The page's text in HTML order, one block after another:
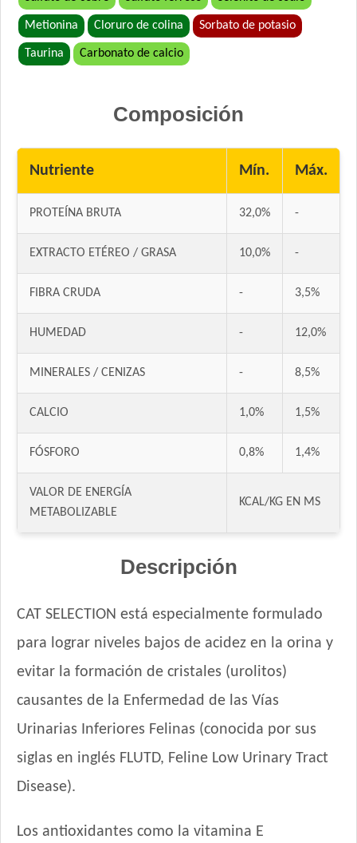
Deleita Gato Adulto
Deleita Super Premium Gato Adulto
Eminent Gato Adulto
Eukanuba Gato Adulto Top Condition
Exact Gato Adulto
Exact Premium Gato Adulto Urinario
Excellent Gato Adulto
Excellent Gato Adulto Sterilized
Excellent Mantenimiento Gato Adulto
Fawna Gato Esterilizado
Fawna Gato Urinario
Felix Megamix Gato Adulto
Ganacat Gato Adulto sabor Pescado
Gandum Gato Adulto
Gati Gato Adulto sabor Pescado y Salmón a la Primavera
Gaucho Gato Pescado
Gooster Gato Adulto
Handler Gato Adulto
Infinity Gato Adulto
Iron Pet Gato Adulto
Jaspe Gato Adulto
Keiko Gato Adulto Mix de Pescados
Ken-l Gato Adulto
Kongo Gato Adulto sabor Carne y Pollo
Maintenance Criadores Gato Adulto
Metionina Cloruro de colina Sorbato de potasio
Taurina Carbonato de calcio
Composición
Nutriente Mín. Máx.
PROTEÍNA BRUTA 32,0% -
EXTRACTO ETÉREO / GRASA 10,0% -
FIBRA CRUDA - 3,5%
HUMEDAD - 12,0%
MINERALES / CENIZAS - 8,5%
CALCIO 1,0% 1,5%
FÓSFORO 0,8% 1,4%
VALOR DE ENERGÍA
METABOLIZABLE
KCAL/KG EN MS
Descripción
CAT SELECTION está especialmente formulado
para lograr niveles bajos de acidez en la orina y
evitar la formación de cristales (urolitos)
causantes de la Enfermedad de las Vías
Urinarias Inferiores Felinas (conocida por sus
siglas en inglés FLUTD, Feline Low Urinary Tract
Disease).
Los antioxidantes como la vitamina E